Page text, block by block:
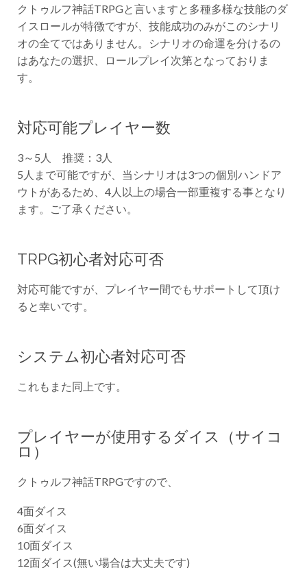
クトゥルフ神話TRPGと言いますと多種多様な技能のダ
イスロールが特徴ですが、技能成功のみがこのシナリ
オの全てではありません。シナリオの命運を分けるの
はあなたの選択、ロールプレイ次第となっておりま
す。
対応可能プレイヤー数
3～5人 推奨：3人
5人まで可能ですが、当シナリオは3つの個別ハンドア
ウトがあるため、4人以上の場合一部重複する事となり
ます。ご了承ください。
TRPG初心者対応可否
対応可能ですが、プレイヤー間でもサポートして頂け
ると幸いです。
システム初心者対応可否
これもまた同上です。
プレイヤーが使用するダイス（サイコ
ロ）
クトゥルフ神話TRPGですので、
4面ダイス
6面ダイス
10面ダイス
12面ダイス(無い場合は大丈夫です)